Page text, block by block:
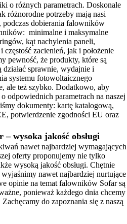
o różnych parametrach. Doskonale
różnorodne potrzeby mają nasi
dobierania falowników
minimalne i maksymalne
kąt nachylenia paneli,
zacienień, jak i położenie
pewność, że produkty, które są
działać sprawnie, wydajnie i
systemu fotowoltaicznego
ale też szybko. Dodatkowo, aby
odpowiednich parametrach na naszej
dokumenty: kartę katalogową,
potwierdzenie zgodności EU oraz
– wysoka jakość obsługi
nawet najbardziej wymagających
oferty proponujemy nie tylko
wysoką jakość obsługi. Chętnie
nawet najbardziej nurtujące
opinie na temat falowników Sofar są
ponieważ każdego dnia chcemy
do zapoznania się z naszą